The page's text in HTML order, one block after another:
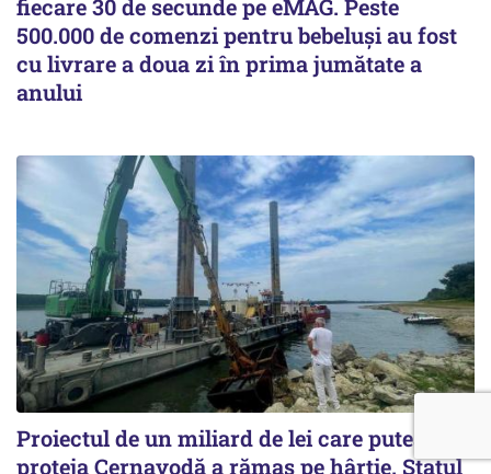
fiecare 30 de secunde pe eMAG. Peste
500.000 de comenzi pentru bebeluși au fost
cu livrare a doua zi în prima jumătate a
anului
Proiectul de un miliard de lei care putea
proteja Cernavodă a rămas pe hârtie. Statul